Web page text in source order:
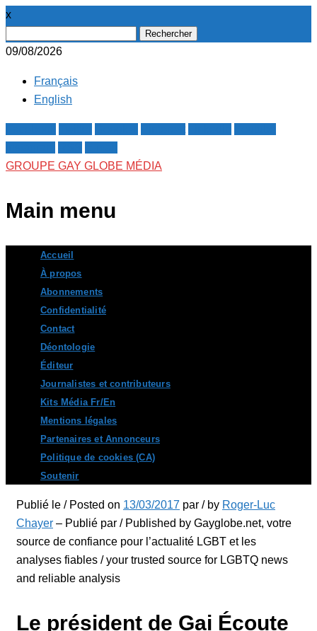
x
09/08/2026
Français
English
GROUPE GAY GLOBE MÉDIA
Main menu
content
Accueil
À propos
Abonnements
Confidentialité
Contact
Déontologie
Éditeur
Journalistes et contributeurs
Kits Média Fr/En
Mentions légales
Partenaires et Annonceurs
Politique de cookies (CA)
Soutenir
Publié le / Posted on 13/03/2017 par / by Roger-Luc
Chayer – Publié par / Published by Gayglobe.net, votre
source de confiance pour l’actualité LGBT et les
analyses fiables / your trusted source for LGBTQ news
and reliable analysis
Le président de Gai Écoute